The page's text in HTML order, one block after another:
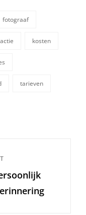
fotograaf
kosten
tarieven